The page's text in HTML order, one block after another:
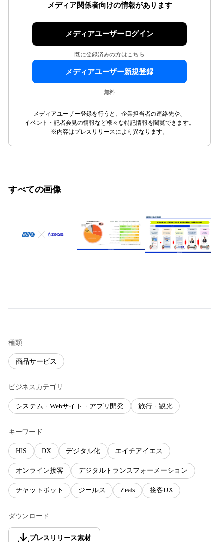
メディア関係者向けの情報があります
メディアユーザーログイン
既に登録済みの方はこちら
メディアユーザー新規登録
無料
メディアユーザー登録を行うと、企業担当者の連絡先や、
イベント・記者会見の情報など様々な特記情報を閲覧できます。
※内容はプレスリリースにより異なります。
すべての画像
種類
商品サービス
ビジネスカテゴリ
システム・Webサイト・アプリ開発 旅行・観光
キーワード
HIS DX デジタル化 エイチアイエス
オンライン接客 デジタルトランスフォーメーション
チャットボット ジールス Zeals 接客DX
ダウンロード
プレスリリース素材